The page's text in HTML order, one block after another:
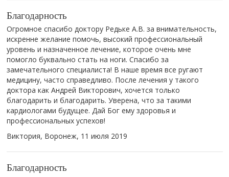
Благодарность
Огромное спасибо доктору Редьке А.В. за внимательность,
искренне желание помочь, высокий профессиональный
уровень и назначенное лечение, которое очень мне
помогло буквально стать на ноги. Спасибо за
замечательного специалиста! В наше время все ругают
медицину, часто справедливо. После лечения у такого
доктора как Андрей Викторович, хочется только
благодарить и благодарить. Уверена, что за такими
кардиологами будущее. Дай Бог ему здоровья и
профессиональных успехов!
Виктория, Воронеж, 11 июля 2019
Благодарность